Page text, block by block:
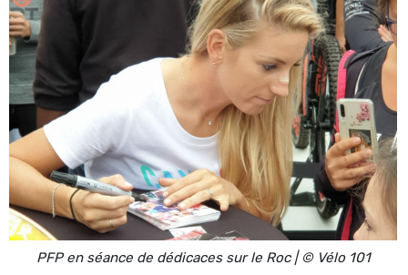
PFP en séance de dédicaces sur le Roc | © Vélo 101